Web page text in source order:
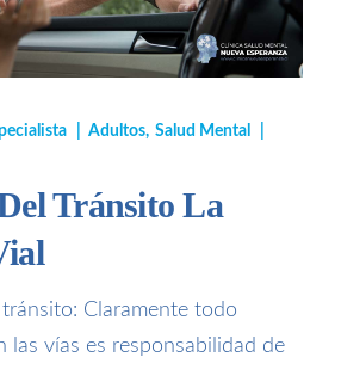
Adultos Salud Mental
Tránsito La
tránsito: Claramente todo
las vías es responsabilidad de